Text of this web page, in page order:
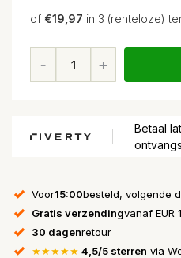
of €19,97 in 3 (renteloze)
Betaal
Voor15:00besteld, volgende
Gratis verzendingvanaf EUR
30 dagenretour
★★★★★ 4,5/5 sterren via